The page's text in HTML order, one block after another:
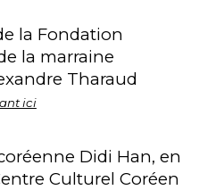
la Fondation
la marraine
Tharaud
ici
Didi Han, en
Culturel Coréen